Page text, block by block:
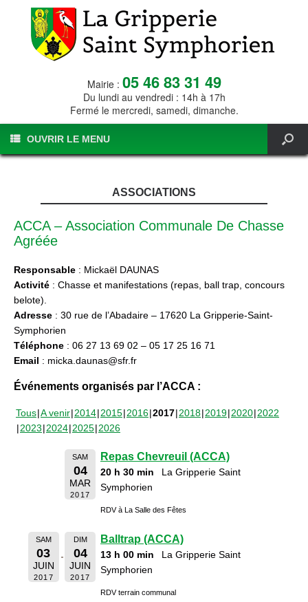
Mairie : 05 46 83 31 49
Du lundi au vendredi : 14h à 17h
Fermé le mercredi, samedi, dimanche.
OUVRIR LE MENU
ASSOCIATIONS
ACCA – Association Communale De Chasse
Agréée
Responsable : Mickaël DAUNAS
Activité : Chasse et manifestations (repas, ball trap, concours
belote).
Adresse : 30 rue de l’Abadaire – 17620 La Gripperie-Saint-
Symphorien
Téléphone : 06 27 13 69 02 – 05 17 25 16 71
Email : micka.daunas@sfr.fr
Événements organisés par l’ACCA :
Tous A venir 2014 2015 2016 2017 2018 2019 2020 2022
2023 2024 2025 2026
SAM
04
MAR
2017
Repas Chevreuil (ACCA)
20 h 30 min
La Gripperie Saint
Symphorien
RDV à La Salle des Fêtes
SAM
03
JUIN
2017
DIM
04
JUIN
2017
Balltrap (ACCA)
13 h 00 min
La Gripperie Saint
Symphorien
RDV terrain communal